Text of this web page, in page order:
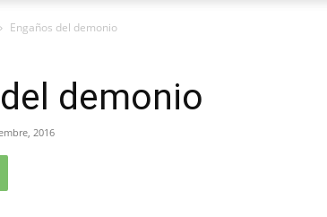
Engaños del demonio
demonio
2016